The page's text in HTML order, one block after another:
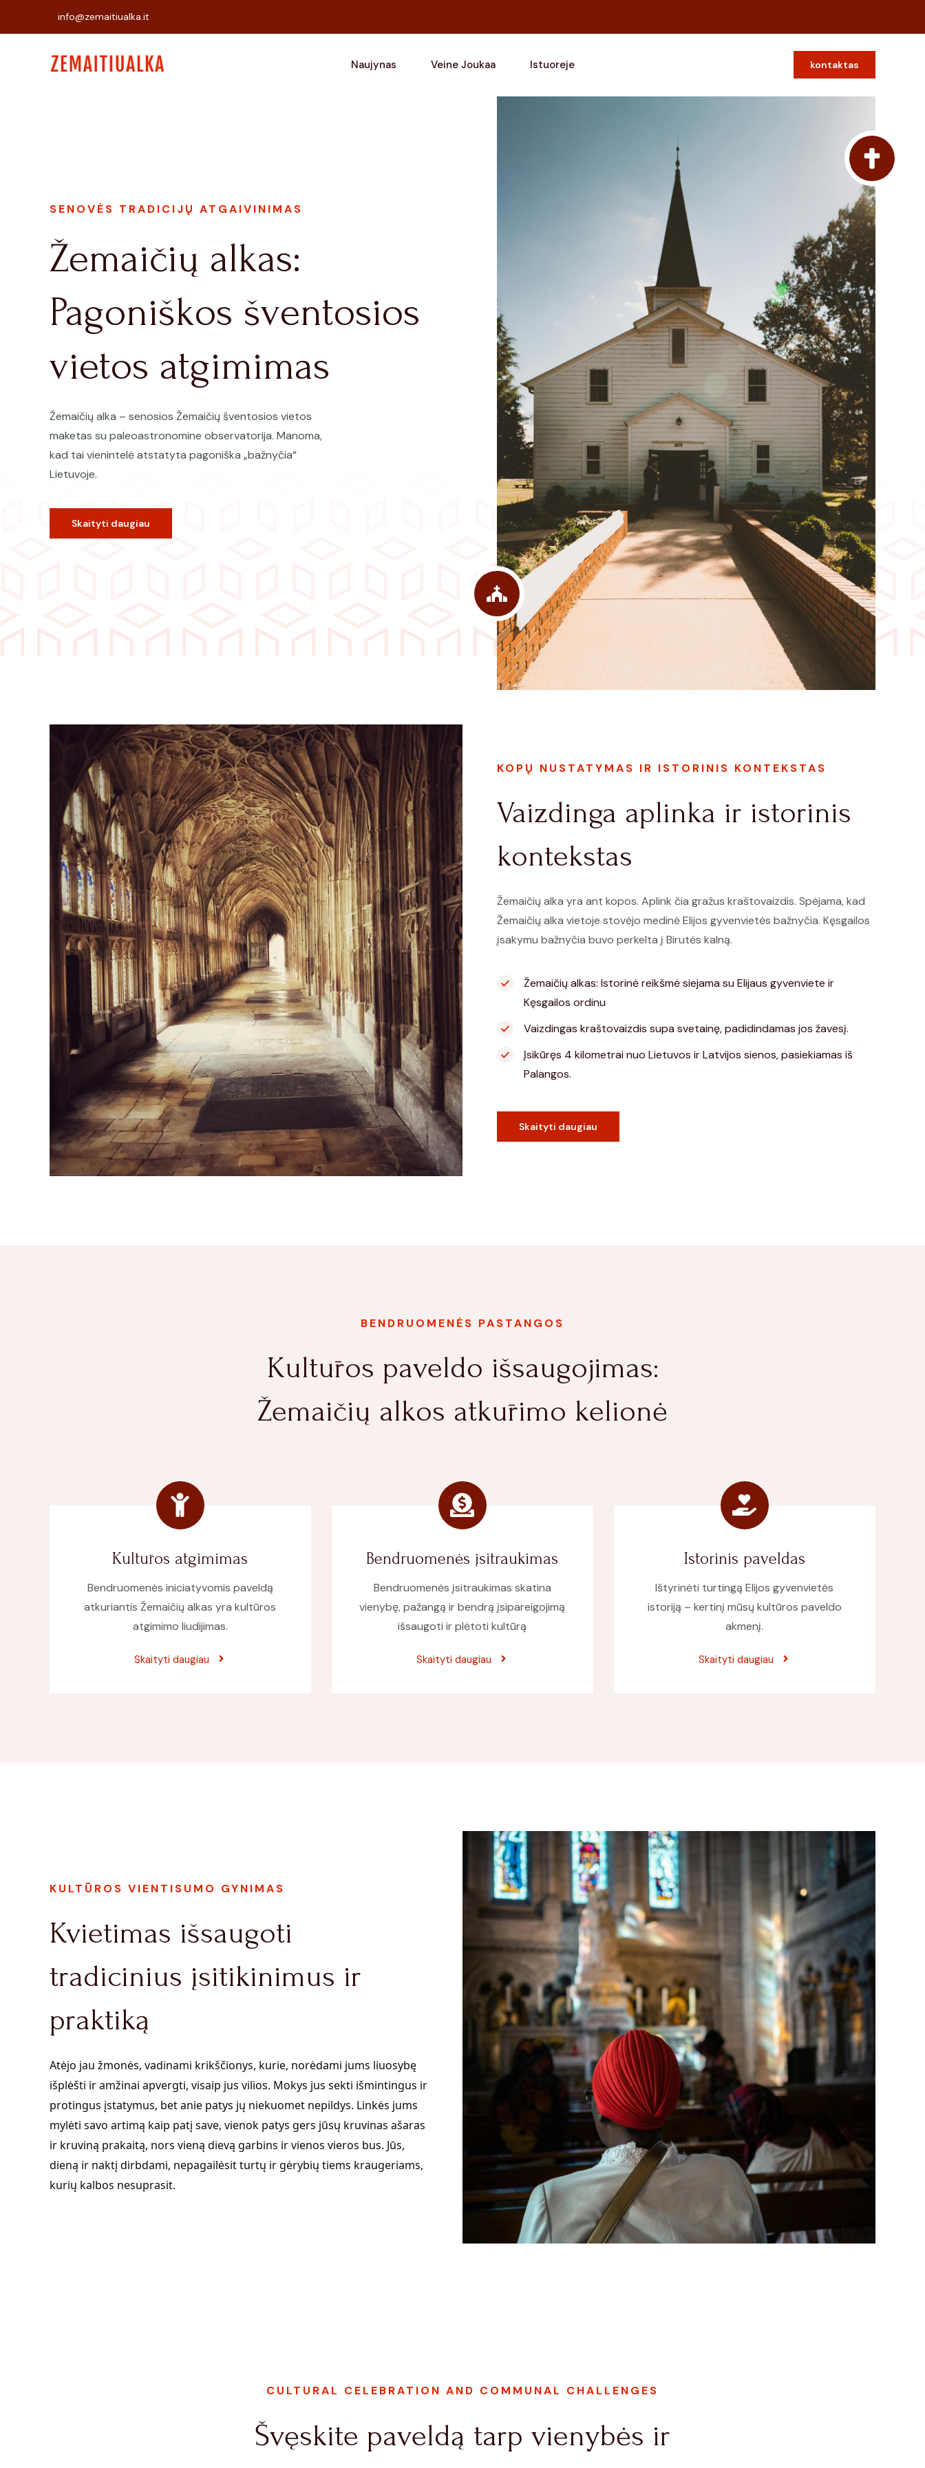
info@zemaitiualka.it
Naujynas Veine Joukaa Istuoreje kontaktas
SENOVĖS TRADICIJŲ ATGAIVINIMAS
Žemaičių alkas:
Pagoniškos šventosios
vietos atgimimas
Žemaičių alka – senosios Žemaičių šventosios vietos
maketas su paleoastronomine observatorija. Manoma,
kad tai vienintelė atstatyta pagoniška „bažnyčia“
Lietuvoje.
Skaityti daugiau
KOPŲ NUSTATYMAS IR ISTORINIS KONTEKSTAS
Vaizdinga aplinka ir istorinis
kontekstas
Žemaičių alka yra ant kopos. Aplink čia gražus kraštovaizdis. Spėjama, kad
Žemaičių alka vietoje stovėjo medinė Elijos gyvenvietės bažnyčia. Kęsgailos
įsakymu bažnyčia buvo perkelta į Birutės kalną.
Žemaičių alkas: Istorinė reikšmė siejama su Elijaus gyvenviete ir
Kęsgailos ordinu
Vaizdingas kraštovaizdis supa svetainę, padidindamas jos žavesį.
Įsikūręs 4 kilometrai nuo Lietuvos ir Latvijos sienos, pasiekiamas iš
Palangos.
Skaityti daugiau
BENDRUOMENĖS PASTANGOS
Kultūros paveldo išsaugojimas:
Žemaičių alkos atkūrimo kelionė
Kultūros atgimimas
Bendruomenės iniciatyvomis paveldą
atkuriantis Žemaičių alkas yra kultūros
atgimimo liudijimas.
Skaityti daugiau
Bendruomenės įsitraukimas
Bendruomenės įsitraukimas skatina
vienybę, pažangą ir bendrą įsipareigojimą
išsaugoti ir plėtoti kultūrą
Skaityti daugiau
Istorinis paveldas
Ištyrinėti turtingą Elijos gyvenvietės
istoriją – kertinį mūsų kultūros paveldo
akmenį.
Skaityti daugiau
KULTŪROS VIENTISUMO GYNIMAS
Kvietimas išsaugoti
tradicinius įsitikinimus ir
praktiką
Atėjo jau žmonės, vadinami krikščionys, kurie, norėdami jums liuosybę
išplėšti ir amžinai apvergti, visaip jus vilios. Mokys jus sekti išmintingus ir
protingus įstatymus, bet anie patys jų niekuomet nepildys. Linkės jums
mylėti savo artimą kaip patį save, vienok patys gers jūsų kruvinas ašaras
ir kruviną prakaitą, nors vieną dievą garbins ir vienos vieros bus. Jūs,
dieną ir naktį dirbdami, nepagailėsit turtų ir gėrybių tiems kraugeriams,
kurių kalbos nesuprasit.
CULTURAL CELEBRATION AND COMMUNAL CHALLENGES
Švęskite paveldą tarp vienybės ir